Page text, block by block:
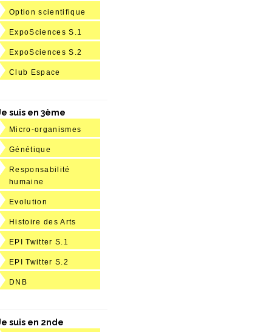
Option scientifique
ExpoSciences S.1
ExpoSciences S.2
Club Espace
suis en 3ème
Micro-organismes
Génétique
Responsabilité
humaine
Evolution
Histoire des Arts
EPI Twitter S.1
EPI Twitter S.2
DNB
suis en 2nde